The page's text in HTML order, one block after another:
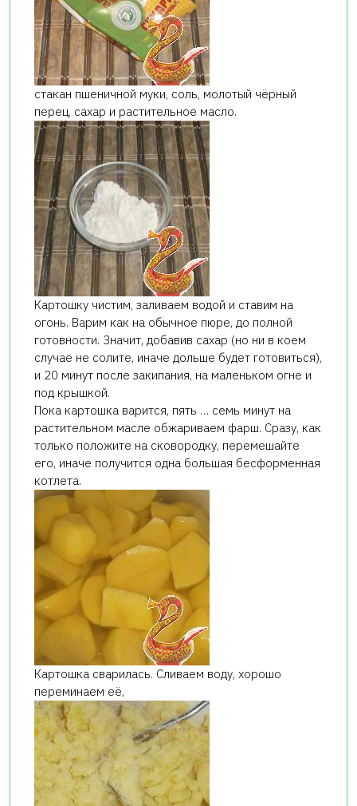
стакан пшеничной муки, соль, молотый чёрный
перец, сахар и растительное масло.
Картошку чистим, заливаем водой и ставим на
огонь. Варим как на обычное пюре, до полной
готовности. Значит, добавив сахар (но ни в коем
случае не солите, иначе дольше будет готовиться),
и 20 минут после закипания, на маленьком огне и
под крышкой.
Пока картошка варится, пять … семь минут на
растительном масле обжариваем фарш. Сразу, как
только положите на сковородку, перемешайте
его, иначе получится одна большая бесформенная
котлета.
Картошка сварилась. Сливаем воду, хорошо
переминаем её,